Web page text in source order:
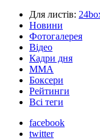
Для листів:
Новини
Фотогалерея
Відео
Кадри дня
ММА
Боксери
Рейтинги
Всі теги
facebook
twitter